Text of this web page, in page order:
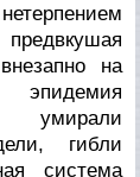
на
эпидемия
умирали
гибли
система